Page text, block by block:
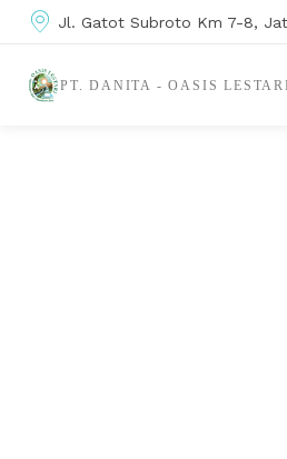
Jl. Gatot Subroto Km 7-8,
PT. DANITA - OASIS